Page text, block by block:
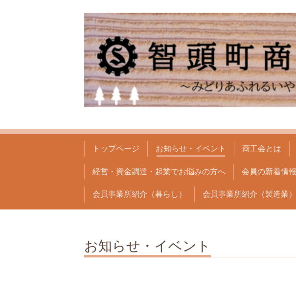
トップページ お知らせ・イベント 商工会とは
経営・資金調達・起業でお悩みの方へ 会員の新着情報
会員事業所紹介（暮らし） 会員事業所紹介（製造業）
お知らせ・イベント